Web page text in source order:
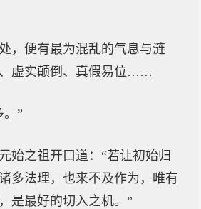
，便有最为混乱的气息与涟
虚实颠倒、真假易位……
。”
始之祖开口道：“若让初始归
多法理，也来不及作为，唯有
是最好的切入之机。”